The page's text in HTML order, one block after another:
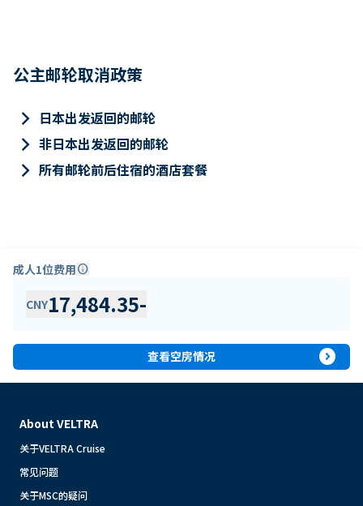
公主邮轮取消政策
keyboard_arrow_right 日本出发返回的邮轮
keyboard_arrow_right 非日本出发返回的邮轮
keyboard_arrow_right 所有邮轮前后住宿的酒店套餐
成人1位费用info
CNY17,484.35-
查看空房情况 expand_circle_right
About VELTRA
关于VELTRA Cruise
常见问题
关于MSC的疑问